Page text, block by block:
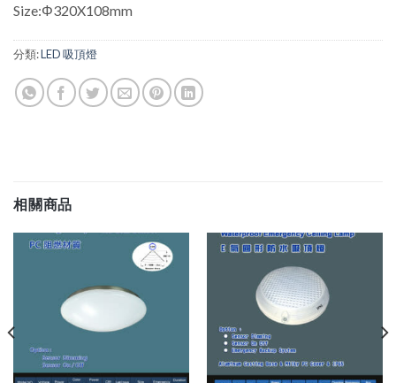
Size:Φ320X108mm
分類:LED 吸頂燈
相關商品